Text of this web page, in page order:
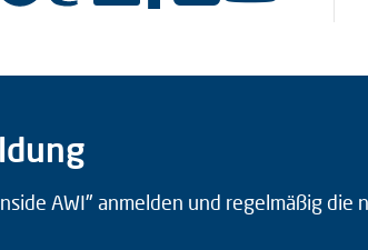
AWI" anmelden und regelmäßig